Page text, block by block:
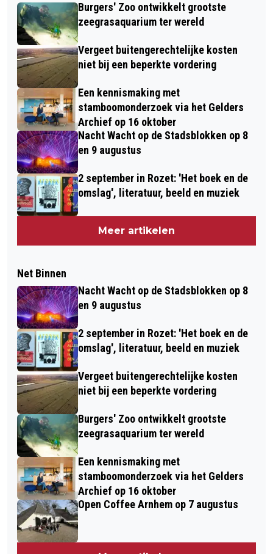
Burgers' Zoo ontwikkelt grootste
zeegrasaquarium ter wereld
Vergeet buitengerechtelijke kosten
niet bij een beperkte vordering
Een kennismaking met
stamboomonderzoek via het Gelders
Archief op 16 oktober
Nacht Wacht op de Stadsblokken op 8
en 9 augustus
2 september in Rozet: 'Het boek en de
omslag', literatuur, beeld en muziek
Meer artikelen
Net Binnen
Nacht Wacht op de Stadsblokken op 8
en 9 augustus
2 september in Rozet: 'Het boek en de
omslag', literatuur, beeld en muziek
Vergeet buitengerechtelijke kosten
niet bij een beperkte vordering
Burgers' Zoo ontwikkelt grootste
zeegrasaquarium ter wereld
Een kennismaking met
stamboomonderzoek via het Gelders
Archief op 16 oktober
Open Coffee Arnhem op 7 augustus